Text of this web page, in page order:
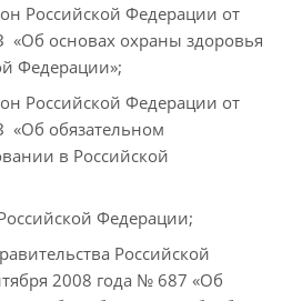
Российской Федерации от
основах охраны здоровья
Федерации»;
Российской Федерации от
обязательном
в Российской
Федерации;
Российской
2008 года № 687 «Об